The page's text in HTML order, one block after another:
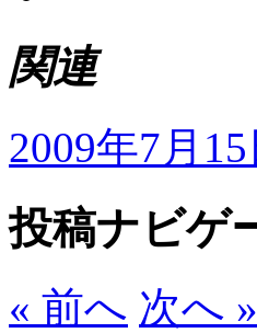
関連
2009年7月15
投稿ナビゲ
« 前へ 次へ »